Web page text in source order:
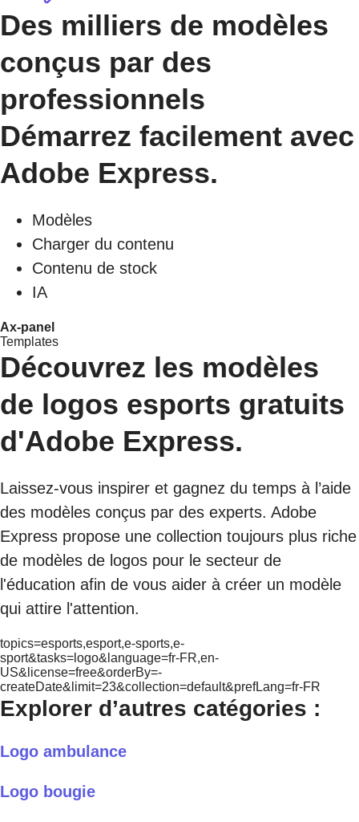
Des milliers de modèles
conçus par des
professionnels
Démarrez facilement avec
Adobe Express.
Modèles
Charger du contenu
Contenu de stock
IA
Ax-panel
Templates
Découvrez les modèles
de logos esports gratuits
d'Adobe Express.
Laissez-vous inspirer et gagnez du temps à l’aide
des modèles conçus par des experts. Adobe
Express propose une collection toujours plus riche
de modèles de logos pour le secteur de
l'éducation afin de vous aider à créer un modèle
qui attire l'attention.
topics=esports,esport,e-sports,e-
sport&tasks=logo&language=fr-FR,en-
US&license=free&orderBy=-
createDate&limit=23&collection=default&prefLang=fr-FR
Explorer d’autres catégories :
Logo ambulance
Logo bougie